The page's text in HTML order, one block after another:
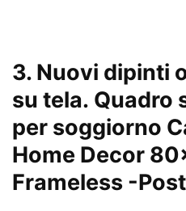
3. Nuovi dipinti
su tela. Quadro
per soggiorno
Home Decor
Frameless -